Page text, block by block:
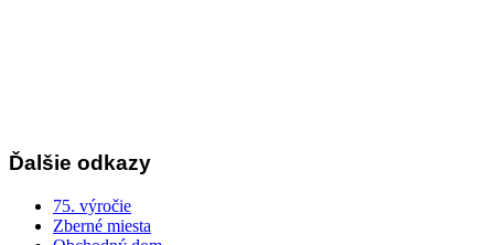
Ďalšie odkazy
75. výročie
Zberné miesta